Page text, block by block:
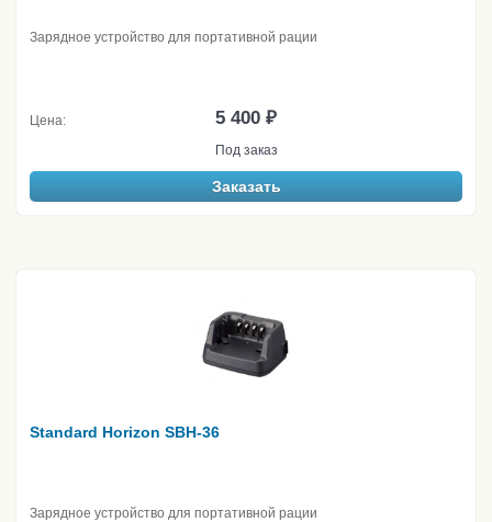
Зарядное устройство для портативной рации
Цена: 5 400 ₽
Под заказ
Заказать
Standard Horizon SBH-36
Зарядное устройство для портативной рации